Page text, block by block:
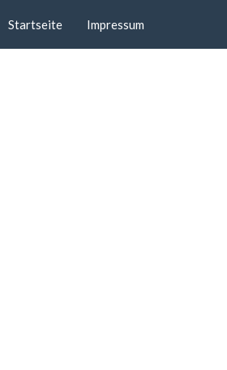
Startseite Impressum